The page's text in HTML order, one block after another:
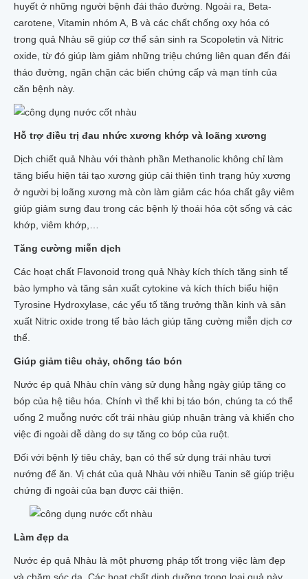
huyết ở những người bệnh đái tháo đường. Ngoài ra, Beta-
carotene, Vitamin nhóm A, B và các chất chống oxy hóa có
trong quả Nhàu sẽ giúp cơ thể sản sinh ra Scopoletin và Nitric
oxide, từ đó giúp làm giảm những triệu chứng liên quan đến đái
tháo đường, ngăn chặn các biến chứng cấp và mạn tính của
căn bệnh này.
Hỗ trợ điều trị đau nhức xương khớp và loãng xương
Dịch chiết quả Nhàu với thành phần Methanolic không chỉ làm
tăng biểu hiện tái tạo xương giúp cải thiện tình trạng hủy xương
ở người bị loãng xương mà còn làm giảm các hóa chất gây viêm
giúp giảm sưng đau trong các bệnh lý thoái hóa cột sống và các
khớp, viêm khớp,…
Tăng cường miễn dịch
Các hoạt chất Flavonoid trong quả Nhày kích thích tăng sinh tế
bào lympho và tăng sản xuất cytokine và kích thích biểu hiện
Tyrosine Hydroxylase, các yếu tố tăng trưởng thần kinh và sản
xuất Nitric oxide trong tế bào lách giúp tăng cường miễn dịch cơ
thể.
Giúp giảm tiêu chảy, chống táo bón
Nước ép quả Nhàu chín vàng sử dụng hằng ngày giúp tăng co
bóp của hệ tiêu hóa. Chính vì thế khi bị táo bón, chúng ta có thể
uống 2 muỗng nước cốt trái nhàu giúp nhuận tràng và khiến cho
việc đi ngoài dễ dàng do sự tăng co bóp của ruột.
Đối với bệnh lý tiêu chảy, bạn có thể sử dụng trái nhàu tươi
nướng để ăn. Vị chát của quả Nhàu với nhiều Tanin sẽ giúp triệu
chứng đi ngoài của bạn được cải thiện.
Làm đẹp da
Nước ép quả Nhàu là một phương pháp tốt trong việc làm đẹp